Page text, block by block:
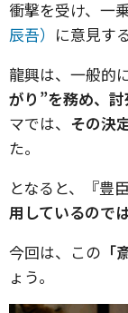
衝撃を受け、一
辰吾） に意見す
龍興は、一般的
がり”を務め、
マでは、 その決
た。
となると、『豊
用しているので
今回は、この 「
ょう。